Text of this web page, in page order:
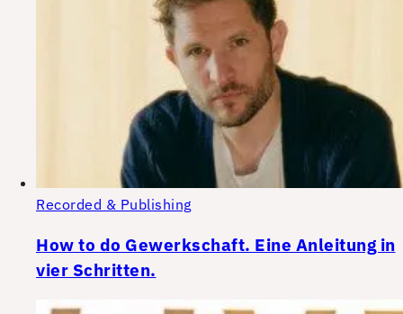
Recorded & Publishing
How to do Gewerkschaft. Eine Anleitung in
vier Schritten.